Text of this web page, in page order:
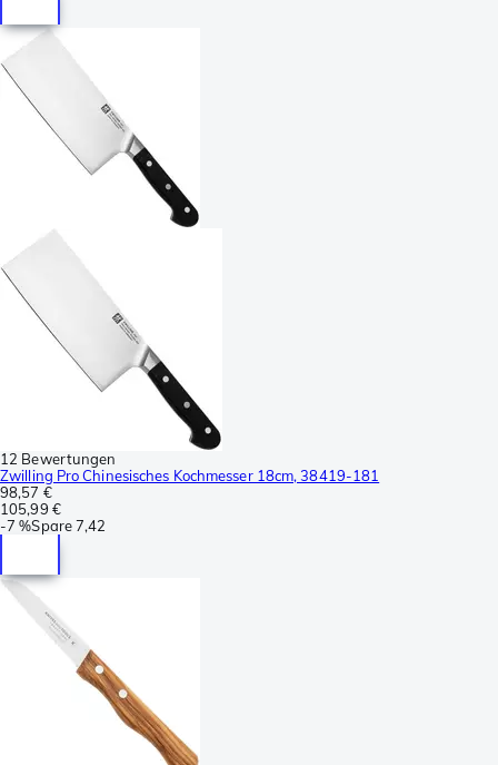
12 Bewertungen
Zwilling Pro Chinesisches Kochmesser 18cm, 38419-181
98,57 €
105,99 €
-7 %Spare7,42